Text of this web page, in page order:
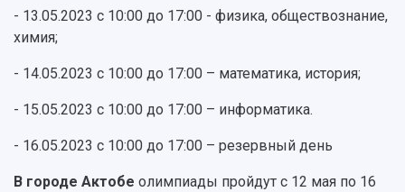
- 13.05.2023 с 10:00 до 17:00 - физика, обществознание,
химия;
- 14.05.2023 с 10:00 до 17:00 – математика, история;
- 15.05.2023 с 10:00 до 17:00 – информатика.
- 16.05.2023 с 10:00 до 17:00 – резервный день
В городе Актобе олимпиады пройдут с 12 мая по 16